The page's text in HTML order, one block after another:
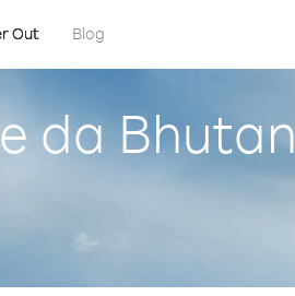
Out Blog
da Bhutan